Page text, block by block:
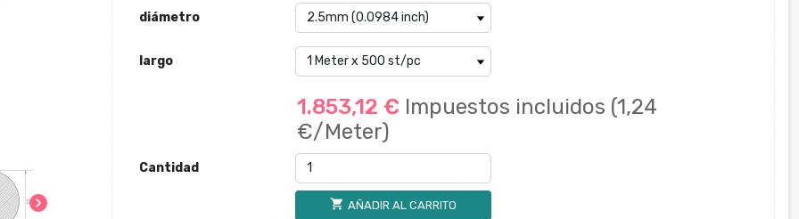
chevron_right
diámetro
largo
1.853,12 € Impuestos incluidos (1,24
€/Meter)
Cantidad
shopping_cart AÑADIR AL CARRITO